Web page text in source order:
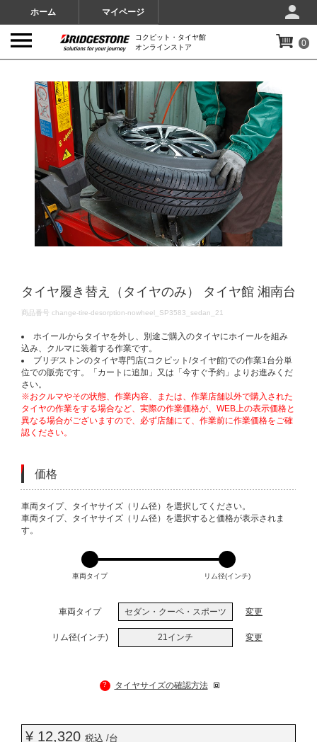
ホーム マイページ
コクピット・タイヤ館
オンラインストア
0
タイヤ履き替え（タイヤのみ） タイヤ館 湘南台
DETAILS
商品番号 change-tire-desorption-nowheel_SP3583_sedan_21
ホイールからタイヤを外し、別途ご購入のタイヤにホイールを組み
込み、クルマに装着する作業です。
ブリヂストンのタイヤ専門店(コクピット/タイヤ館)での作業1台分単
位での販売です。「カートに追加」又は「今すぐ予約」よりお進みくだ
さい。
※おクルマやその状態、作業内容、または、作業店舗以外で購入された
タイヤの作業をする場合など、実際の作業価格が、WEB上の表示価格と
異なる場合がございますので、必ず店舗にて、作業前に作業価格をご確
認ください。
価格
VARIATIONS
車両タイプ、タイヤサイズ（リム径）を選択してください。
車両タイプ、タイヤサイズ（リム径）を選択すると価格が表示されま
す。
車両タイプ リム径(インチ)
車両タイプ セダン・クーペ・スポーツ 変更
リム径(インチ) 21インチ 変更
? タイヤサイズの確認方法
¥ 12,320 税込 /台